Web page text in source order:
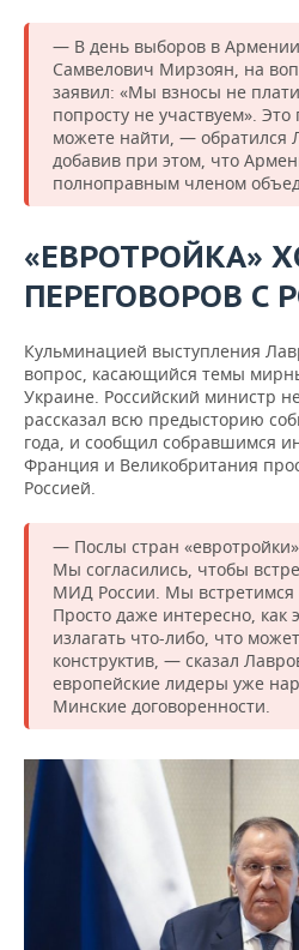
— В день выборов в
Самвелович Мирзоян, на
заявил: «Мы взносы не
попросту не участвуем». Это
можете найти, — обратился
добавив при этом, что
полноправным членом
«ЕВРОТРОЙКА»
ПЕРЕГОВОРОВ С
Кульминацией выступления
вопрос, касающийся темы
Украине. Российский министр
рассказал всю предысторию
года, и сообщил собравшимся
Франция и Великобритания
Россией.
— Послы стран «евротройки»
Мы согласились, чтобы
МИД России. Мы встретимся
Просто даже интересно, как
излагать что-либо, что
конструктив, — сказал
европейские лидеры уже
Минские договоренности.